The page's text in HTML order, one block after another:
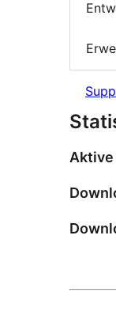
Aktive